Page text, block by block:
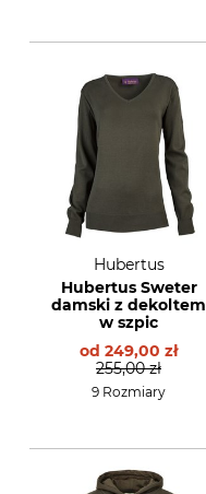
Hubertus
Hubertus Sweter
damski z dekoltem
w szpic
od 249,00 zł
255,00 zł
9 Rozmiary